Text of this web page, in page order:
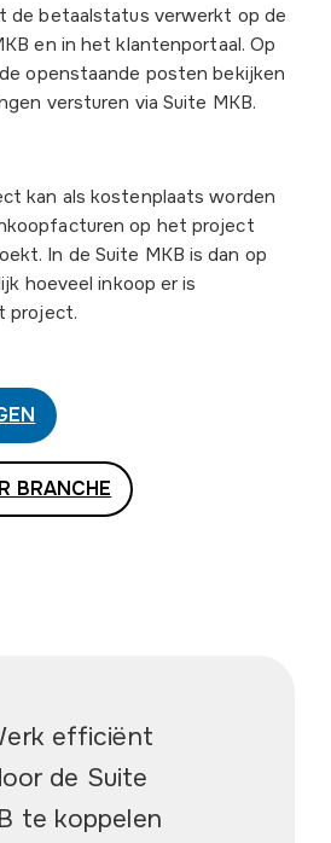
de betaalstatus verwerkt op de
en in het klantenportaal. Op
openstaande posten bekijken
versturen via Suite MKB.
kan als kostenplaats worden
op het project
In de Suite MKB is dan op
hoeveel inkoop er is
project.
BRANCHE
efficiënt
de Suite
te koppelen